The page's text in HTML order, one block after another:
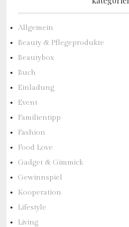
Allgemein
Beauty & Pflegeprodukte
Beautybox
Buch
Einladung
Event
Familientipp
Fashion
Food Love
Gadget & Gimmick
Gewinnspiel
Kooperation
Lifestyle
Living